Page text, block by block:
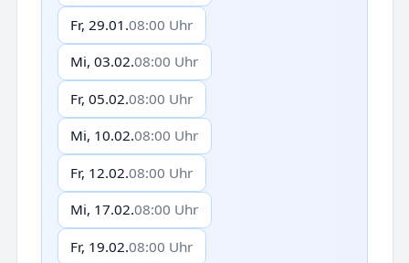
Fr, 29.01.08:00 Uhr
Mi, 03.02.08:00 Uhr
Fr, 05.02.08:00 Uhr
Mi, 10.02.08:00 Uhr
Fr, 12.02.08:00 Uhr
Mi, 17.02.08:00 Uhr
Fr, 19.02.08:00 Uhr